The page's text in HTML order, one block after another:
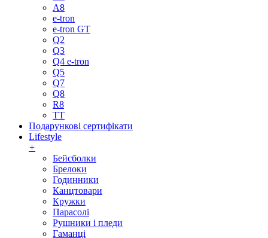
A8
e-tron
e-tron GT
Q2
Q3
Q4 e-tron
Q5
Q7
Q8
R8
TT
Подарункові сертифікати
Lifestyle
+
Бейсболки
Брелоки
Годинники
Канцтовари
Кружки
Парасолі
Рушники і пледи
Гаманці